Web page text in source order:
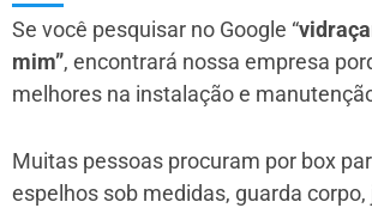
Se você pesquisar no Google “
mim”, encontrará nossa empresa
melhores na instalação e
Muitas pessoas procuram por box
espelhos sob medidas, guarda